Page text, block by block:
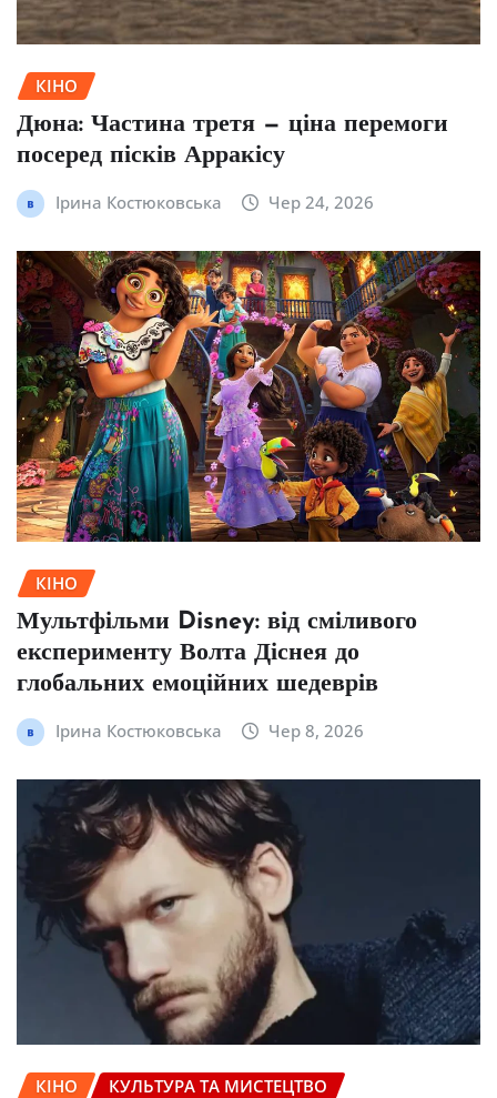
КІНО
Дюна: Частина третя — ціна перемоги
посеред пісків Арракісу
Ірина Костюковська Чер 24, 2026
КІНО
Мультфільми Disney: від сміливого
експерименту Волта Діснея до
глобальних емоційних шедеврів
Ірина Костюковська Чер 8, 2026
КІНО КУЛЬТУРА ТА МИСТЕЦТВО